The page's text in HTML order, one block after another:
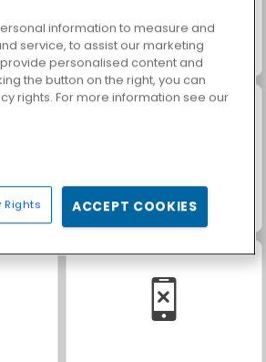
Grand Mahjong Connect
Masha and the Bear: Meadows
information to measure and
service, to assist our marketing
personalised content and
the button on the right, you can
rights. For more information see our
Rights ACCEPT COOKIES